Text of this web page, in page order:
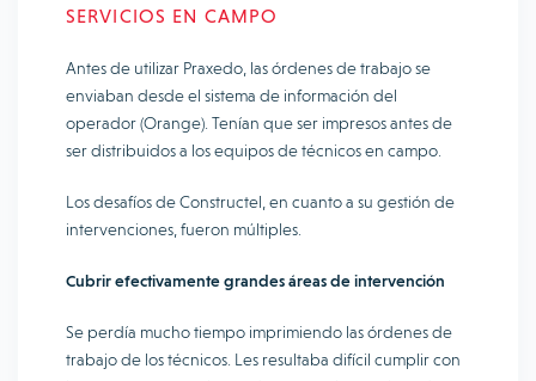
SERVICIOS EN CAMPO
Antes de utilizar Praxedo, las órdenes de trabajo se
enviaban desde el sistema de información del
operador (Orange). Tenían que ser impresos antes de
ser distribuidos a los equipos de técnicos en campo.
Los desafíos de Constructel, en cuanto a su gestión de
intervenciones, fueron múltiples.
Cubrir efectivamente grandes áreas de intervención
Se perdía mucho tiempo imprimiendo las órdenes de
trabajo de los técnicos. Les resultaba difícil cumplir con